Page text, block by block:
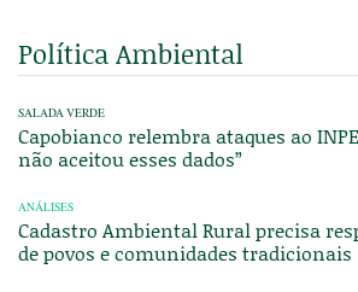
Política Ambiental
SALADA VERDE
Capobianco relembra ataques ao
não aceitou esses dados”
ANÁLISES
Cadastro Ambiental Rural precisa
de povos e comunidades tradicionais